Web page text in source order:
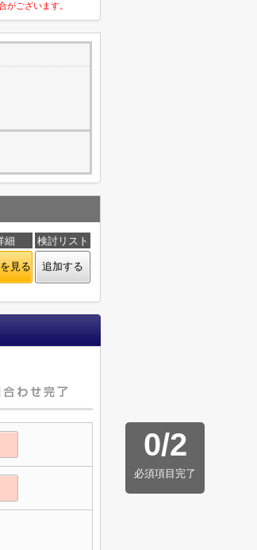
ございます。
細 検討リスト
見る 追加する
0/2
必須項目完了